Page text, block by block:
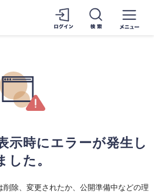
示時にエラーが発生し
した。
除、変更されたか、公開準備中などの理